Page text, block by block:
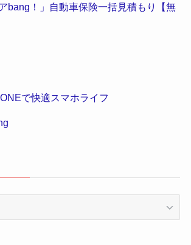
bang！」自動車保険一括見積もり【無
で快適スマホライフ